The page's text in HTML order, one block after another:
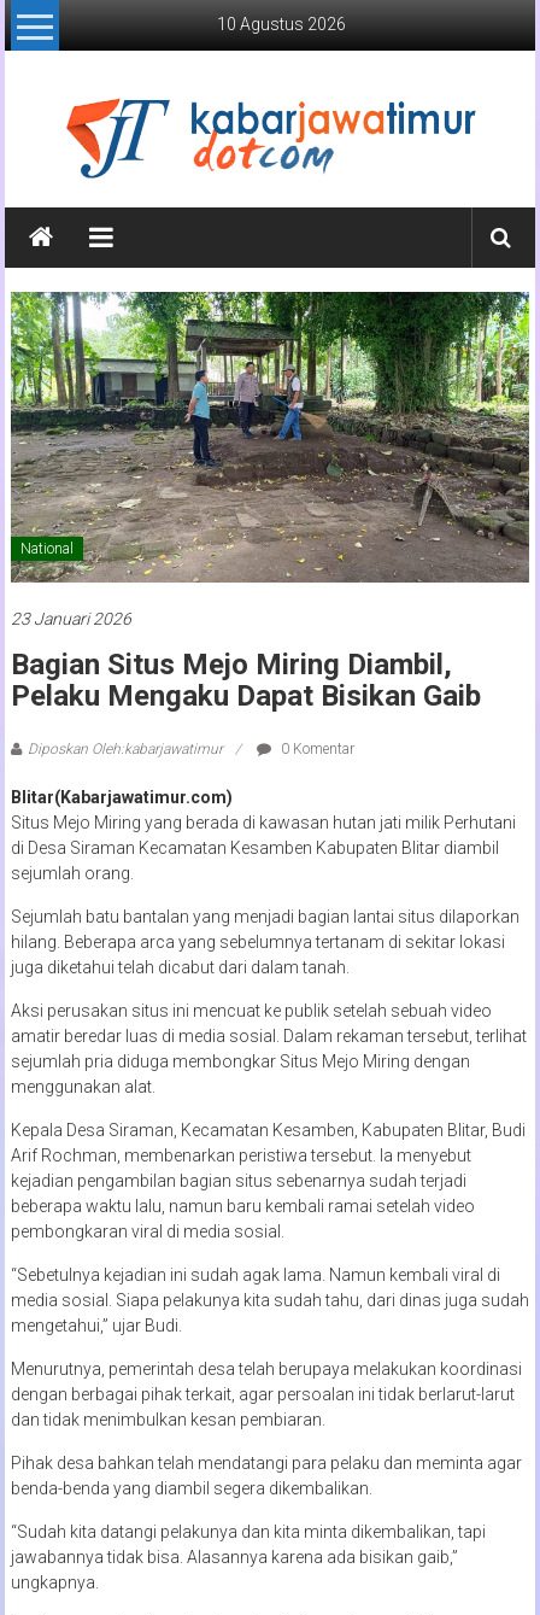
Lompat
ke
10 Agustus 2026
Kabar
Jawa
Timur
Media
Online
Jawa
Timur
National
23 Januari 2026
Bagian Situs Mejo Miring Diambil,
Pelaku Mengaku Dapat Bisikan Gaib
Diposkan Oleh:kabarjawatimur 0 Komentar
Blitar(Kabarjawatimur.com)
Situs Mejo Miring yang berada di kawasan hutan jati milik Perhutani
di Desa Siraman Kecamatan Kesamben Kabupaten Blitar diambil
sejumlah orang.
Sejumlah batu bantalan yang menjadi bagian lantai situs dilaporkan
hilang. Beberapa arca yang sebelumnya tertanam di sekitar lokasi
juga diketahui telah dicabut dari dalam tanah.
Aksi perusakan situs ini mencuat ke publik setelah sebuah video
amatir beredar luas di media sosial. Dalam rekaman tersebut, terlihat
sejumlah pria diduga membongkar Situs Mejo Miring dengan
menggunakan alat.
Kepala Desa Siraman, Kecamatan Kesamben, Kabupaten Blitar, Budi
Arif Rochman, membenarkan peristiwa tersebut. Ia menyebut
kejadian pengambilan bagian situs sebenarnya sudah terjadi
beberapa waktu lalu, namun baru kembali ramai setelah video
pembongkaran viral di media sosial.
“Sebetulnya kejadian ini sudah agak lama. Namun kembali viral di
media sosial. Siapa pelakunya kita sudah tahu, dari dinas juga sudah
mengetahui,” ujar Budi.
Menurutnya, pemerintah desa telah berupaya melakukan koordinasi
dengan berbagai pihak terkait, agar persoalan ini tidak berlarut-larut
dan tidak menimbulkan kesan pembiaran.
Pihak desa bahkan telah mendatangi para pelaku dan meminta agar
benda-benda yang diambil segera dikembalikan.
“Sudah kita datangi pelakunya dan kita minta dikembalikan, tapi
jawabannya tidak bisa. Alasannya karena ada bisikan gaib,”
ungkapnya.